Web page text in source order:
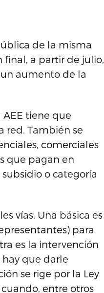
de la misma
final, a partir de julio,
aumento de la
tiene que
red. También se
comerciales
que pagan en
o categoría
vías. Una básica es
para
es la intervención
que darle
se rige por la Ley
entre otros